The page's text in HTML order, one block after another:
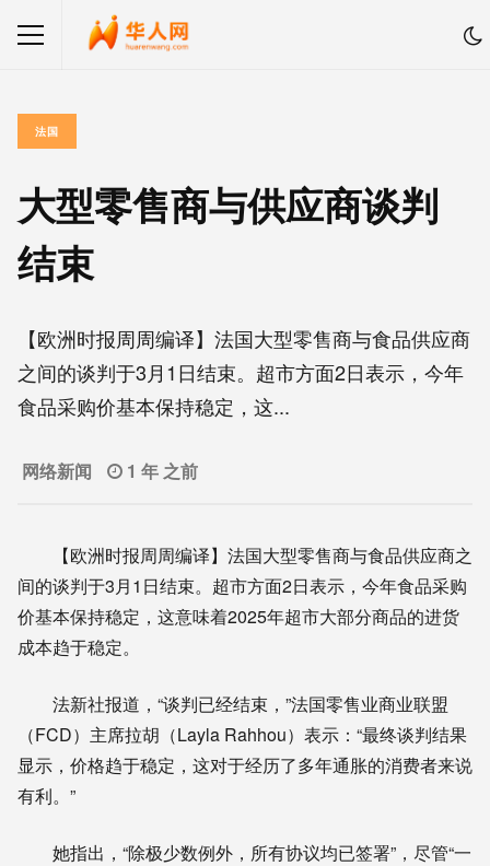
法国
大型零售商与供应商谈判
结束
【欧洲时报周周编译】法国大型零售商与食品供应商
之间的谈判于3月1日结束。超市方面2日表示，今年
食品采购价基本保持稳定，这...
网络新闻 1 年 之前
【欧洲时报周周编译】法国大型零售商与食品供应商之
间的谈判于3月1日结束。超市方面2日表示，今年食品采购
价基本保持稳定，这意味着2025年超市大部分商品的进货
成本趋于稳定。
法新社报道，“谈判已经结束，”法国零售业商业联盟
（FCD）主席拉胡（Layla Rahhou）表示：“最终谈判结果
显示，价格趋于稳定，这对于经历了多年通胀的消费者来说
有利。”
她指出，“除极少数例外，所有协议均已签署”，尽管“一